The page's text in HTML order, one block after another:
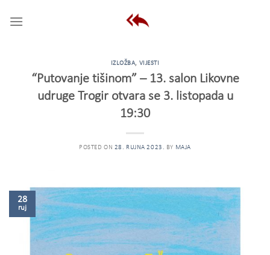
IZLOŽBA, VIJESTI
“Putovanje tišinom” – 13. salon Likovne
udruge Trogir otvara se 3. listopada u
19:30
POSTED ON 28. RUJNA 2023. BY MAJA
28
ruj